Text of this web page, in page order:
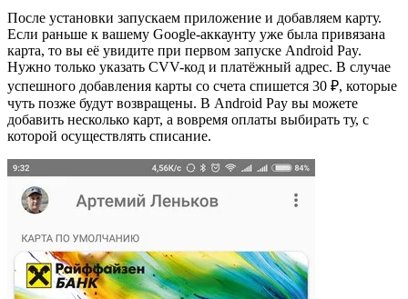
После установки запускаем приложение и добавляем карту.
Если раньше к вашему Google-аккаунту уже была привязана
карта, то вы её увидите при первом запуске Android Pay.
Нужно только указать CVV-код и платёжный адрес. В случае
успешного добавления карты со счета спишется 30 ₽, которые
чуть позже будут возвращены. В Android Pay вы можете
добавить несколько карт, а вовремя оплаты выбирать ту, с
которой осуществлять списание.